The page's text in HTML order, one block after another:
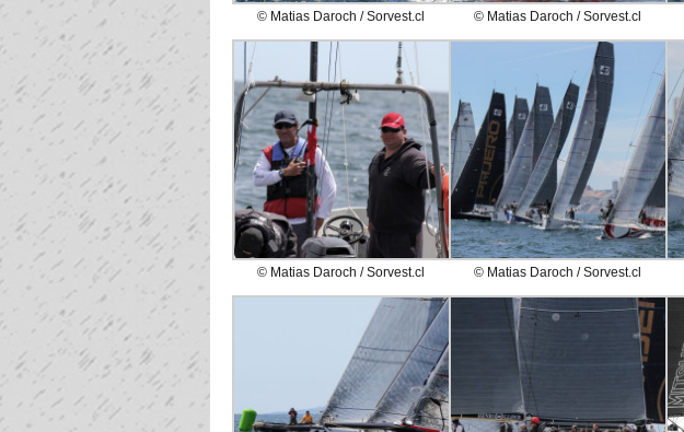
© Matias Daroch / Sorvest.cl © Matias Daroch / Sorvest.cl
© Matias Daroch / Sorvest.cl © Matias Daroch / Sorvest.cl